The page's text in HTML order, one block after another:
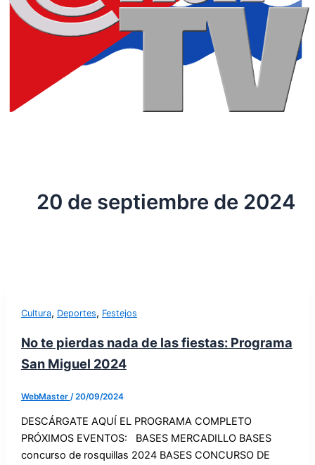
20 de septiembre de 2024
Cultura, Deportes, Festejos
No te pierdas nada de las fiestas: Programa
San Miguel 2024
WebMaster /20/09/2024
DESCÁRGATE AQUÍ EL PROGRAMA COMPLETO
PRÓXIMOS EVENTOS: BASES MERCADILLO BASES
concurso de rosquillas 2024 BASES CONCURSO DE